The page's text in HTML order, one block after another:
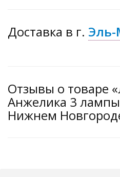
Доставка в г.
Отзывы о товаре
Анжелика 3
Нижнем